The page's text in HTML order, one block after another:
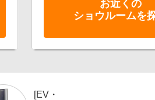
お近くの
ショウルームを
[EV・